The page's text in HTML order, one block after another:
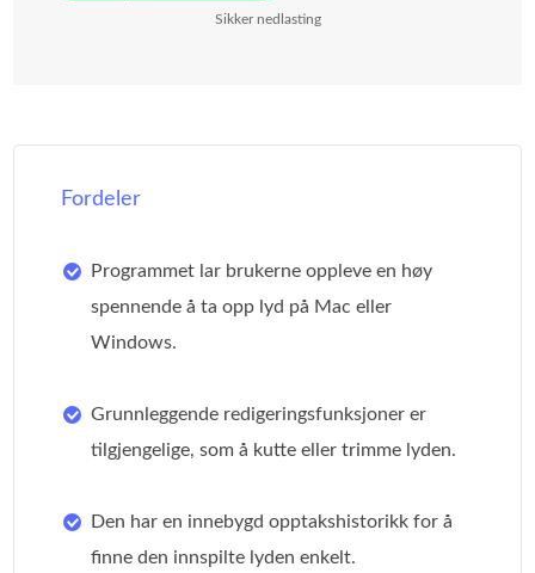
Sikker nedlasting
Fordeler
Programmet lar brukerne oppleve en høy
spennende å ta opp lyd på Mac eller
Windows.
Grunnleggende redigeringsfunksjoner er
tilgjengelige, som å kutte eller trimme lyden.
Den har en innebygd opptakshistorikk for å
finne den innspilte lyden enkelt.